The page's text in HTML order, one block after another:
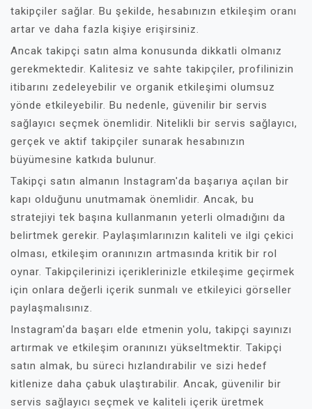
takipçiler sağlar. Bu şekilde, hesabınızın etkileşim oranı
artar ve daha fazla kişiye erişirsiniz.
Ancak takipçi satın alma konusunda dikkatli olmanız
gerekmektedir. Kalitesiz ve sahte takipçiler, profilinizin
itibarını zedeleyebilir ve organik etkileşimi olumsuz
yönde etkileyebilir. Bu nedenle, güvenilir bir servis
sağlayıcı seçmek önemlidir. Nitelikli bir servis sağlayıcı,
gerçek ve aktif takipçiler sunarak hesabınızın
büyümesine katkıda bulunur.
Takipçi satın almanın Instagram'da başarıya açılan bir
kapı olduğunu unutmamak önemlidir. Ancak, bu
stratejiyi tek başına kullanmanın yeterli olmadığını da
belirtmek gerekir. Paylaşımlarınızın kaliteli ve ilgi çekici
olması, etkileşim oranınızın artmasında kritik bir rol
oynar. Takipçilerinizi içeriklerinizle etkileşime geçirmek
için onlara değerli içerik sunmalı ve etkileyici görseller
paylaşmalısınız.
Instagram'da başarı elde etmenin yolu, takipçi sayınızı
artırmak ve etkileşim oranınızı yükseltmektir. Takipçi
satın almak, bu süreci hızlandırabilir ve sizi hedef
kitlenize daha çabuk ulaştırabilir. Ancak, güvenilir bir
servis sağlayıcı seçmek ve kaliteli içerik üretmek